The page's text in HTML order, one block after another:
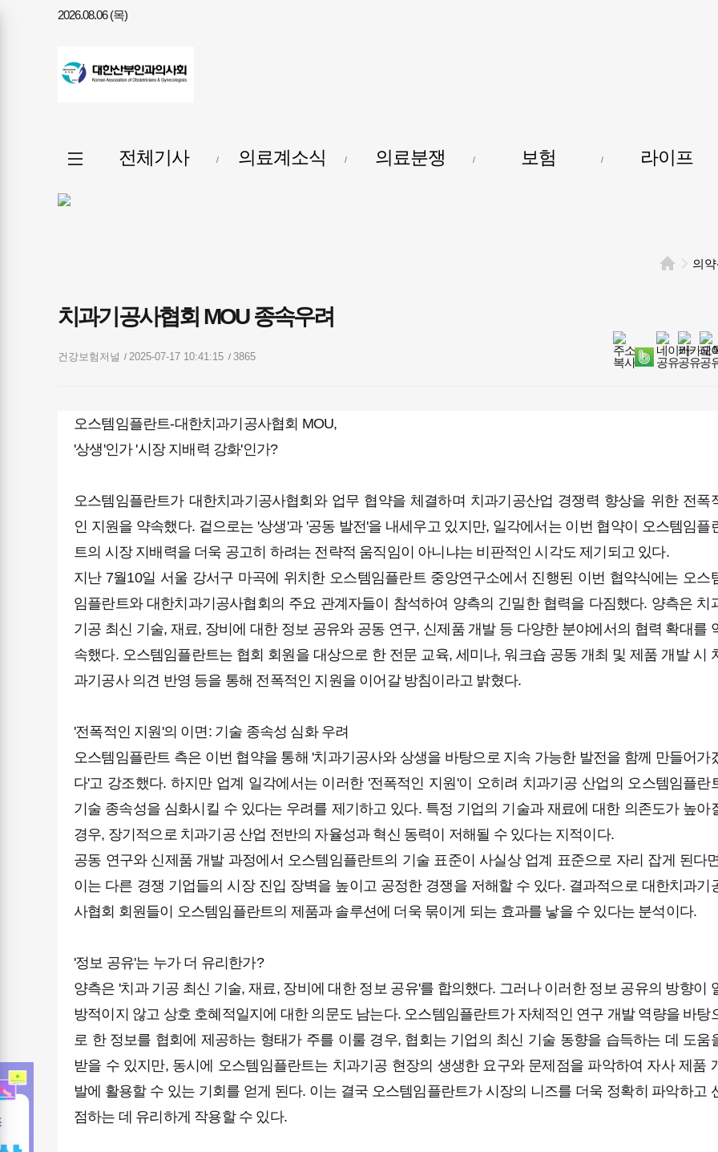
2026.08.06 (목)
전체메뉴
열기/
전체기사 의료계소식 의료분쟁 보험 라이프
의
치과기공사협회 MOU 종속우려
건강보험저널 2025-07-17 10:41:15 3865
오스템임플란트-대한치과기공사협회 MOU,
'상생'인가 '시장 지배력 강화'인가?
오스템임플란트가 대한치과기공사협회와 업무 협약을 체결하며 치과기공산업 경쟁력 향상을 위한 전폭
인 지원을 약속했다. 겉으로는 '상생'과 '공동 발전'을 내세우고 있지만, 일각에서는 이번 협약이 오스템임플
트의 시장 지배력을 더욱 공고히 하려는 전략적 움직임이 아니냐는 비판적인 시각도 제기되고 있다.
지난 7월10일 서울 강서구 마곡에 위치한 오스템임플란트 중앙연구소에서 진행된 이번 협약식에는 오스
임플란트와 대한치과기공사협회의 주요 관계자들이 참석하여 양측의 긴밀한 협력을 다짐했다. 양측은 치
기공 최신 기술, 재료, 장비에 대한 정보 공유와 공동 연구, 신제품 개발 등 다양한 분야에서의 협력 확대를
속했다. 오스템임플란트는 협회 회원을 대상으로 한 전문 교육, 세미나, 워크숍 공동 개최 및 제품 개발 시
과기공사 의견 반영 등을 통해 전폭적인 지원을 이어갈 방침이라고 밝혔다.
'전폭적인 지원'의 이면: 기술 종속성 심화 우려
오스템임플란트 측은 이번 협약을 통해 '치과기공사와 상생을 바탕으로 지속 가능한 발전을 함께 만들어가
다'고 강조했다. 하지만 업계 일각에서는 이러한 '전폭적인 지원'이 오히려 치과기공 산업의 오스템임플란
기술 종속성을 심화시킬 수 있다는 우려를 제기하고 있다. 특정 기업의 기술과 재료에 대한 의존도가 높아
경우, 장기적으로 치과기공 산업 전반의 자율성과 혁신 동력이 저해될 수 있다는 지적이다.
공동 연구와 신제품 개발 과정에서 오스템임플란트의 기술 표준이 사실상 업계 표준으로 자리 잡게 된다
이는 다른 경쟁 기업들의 시장 진입 장벽을 높이고 공정한 경쟁을 저해할 수 있다. 결과적으로 대한치과기
사협회 회원들이 오스템임플란트의 제품과 솔루션에 더욱 묶이게 되는 효과를 낳을 수 있다는 분석이다.
'정보 공유'는 누가 더 유리한가?
양측은 '치과 기공 최신 기술, 재료, 장비에 대한 정보 공유'를 합의했다. 그러나 이러한 정보 공유의 방향이
방적이지 않고 상호 호혜적일지에 대한 의문도 남는다. 오스템임플란트가 자체적인 연구 개발 역량을 바탕
로 한 정보를 협회에 제공하는 형태가 주를 이룰 경우, 협회는 기업의 최신 기술 동향을 습득하는 데 도움
받을 수 있지만, 동시에 오스템임플란트는 치과기공 현장의 생생한 요구와 문제점을 파악하여 자사 제품
발에 활용할 수 있는 기회를 얻게 된다. 이는 결국 오스템임플란트가 시장의 니즈를 더욱 정확히 파악하고
점하는 데 유리하게 작용할 수 있다.